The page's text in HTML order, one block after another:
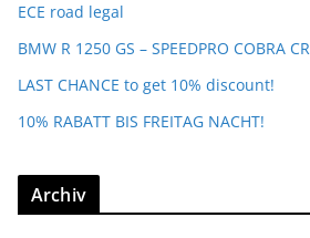
ECE road legal
BMW R 1250 GS – SPEEDPRO COBRA
LAST CHANCE to get 10% discount!
10% RABATT BIS FREITAG NACHT!
Archiv